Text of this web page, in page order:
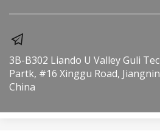
3B-B302 Liando U Valley Guli
Partk, #16 Xinggu Road,
China